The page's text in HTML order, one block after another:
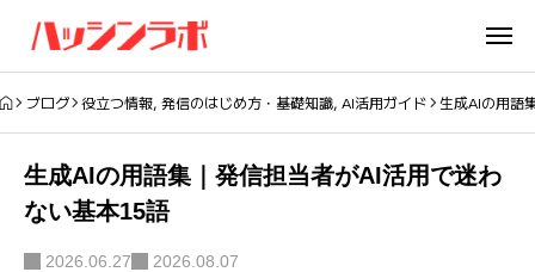
ブログ 役立つ情報,発信のはじめ方・基礎知識,AI活用ガイド 生成AIの用語
生成AIの用語集｜発信担当者がAI活用で迷わ
ない基本15語
2026.06.27 2026.08.07